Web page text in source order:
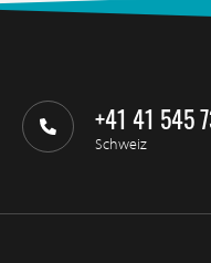
+41 41 545
Schweiz